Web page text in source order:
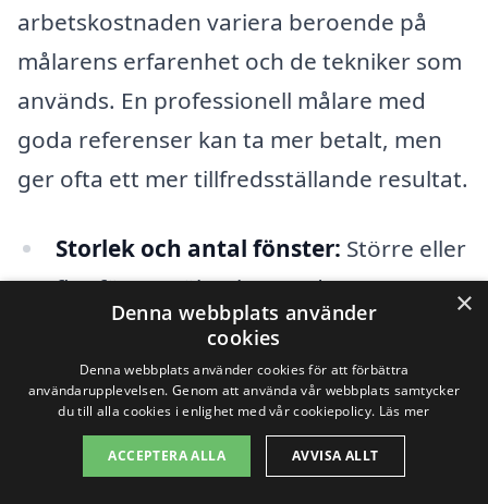
arbetskostnaden variera beroende på
målarens erfarenhet och de tekniker som
används. En professionell målare med
goda referenser kan ta mer betalt, men
ger ofta ett mer tillfredsställande resultat.
Storlek och antal fönster: Större eller
fler fönster ökar kostnaden.
Kvalitetsfärger kan kosta
mer men ger ett bättre resultat.
Arbetskostnad:Erfarna målare kan ta
mer betalt men också erbjuda bättre
×
Denna webbplats använder
cookies
Denna webbplats använder cookies för att förbättra
användarupplevelsen. Genom att använda vår webbplats samtycker
du till alla cookies i enlighet med vår cookiepolicy. Läs mer
ACCEPTERA ALLA AVVISA ALLT